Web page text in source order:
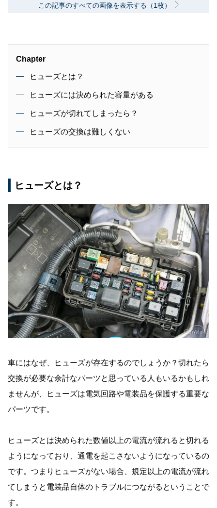
この記事のすべての画像を表示する（1枚）
Chapter
ヒューズとは？
ヒューズには決められた容量がある
ヒューズが切れてしまったら？
ヒューズの交換は難しくない
ヒューズとは？
車にはなぜ、ヒューズが存在するのでしょうか？切れたら
交換が必要な余計なパーツと思っている人もいるかもしれ
ませんが、ヒューズは電気回路や電装品を保護する重要な
パーツです。
ヒューズとは決められた数値以上の電流が流れると切れる
ようになっており、通電を起こさないようになっているの
です。つまりヒューズがない場合、規定以上の電流が流れ
てしまうと電装品自体のトラブルにつながるということで
す。